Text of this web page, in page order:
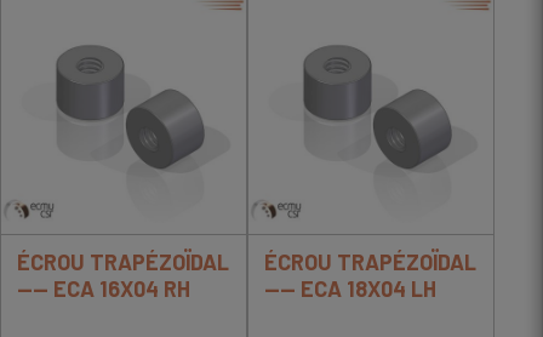
ÉCROU TRAPÉZOÏDAL
---- ECA 16X04 RH
ÉCROU TRAPÉZOÏDAL
---- ECA 18X04 LH